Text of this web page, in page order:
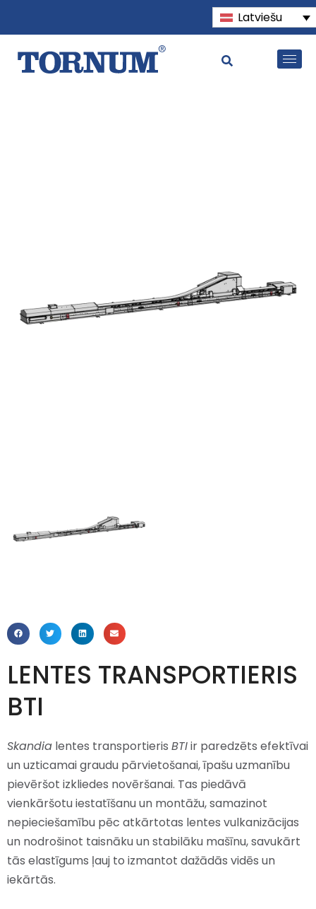
Latviešu
LENTES TRANSPORTIERIS
BTI
Skandia lentes transportieris BTIir paredzēts efektīvai
un uzticamai graudu pārvietošanai, īpašu uzmanību
pievēršot izkliedes novēršanai. Tas piedāvā
vienkāršotu iestatīšanu un montāžu, samazinot
nepieciešamību pēc atkārtotas lentes vulkanizācijas
un nodrošinot taisnāku un stabilāku mašīnu, savukārt
tās elastīgums ļauj to izmantot dažādās vidēs un
iekārtās.